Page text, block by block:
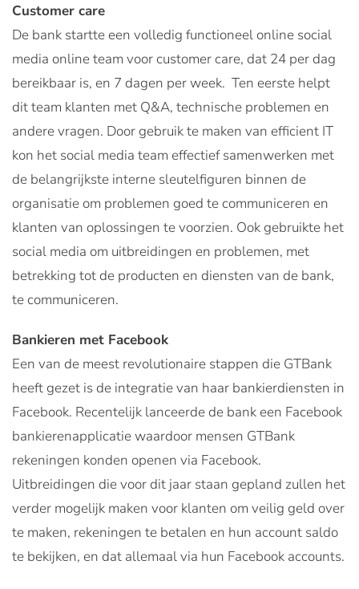
Customer care
De bank startte een volledig functioneel online social
media online team voor customer care, dat 24 per dag
bereikbaar is, en 7 dagen per week. Ten eerste helpt
dit team klanten met Q&A, technische problemen en
andere vragen. Door gebruik te maken van efficient IT
kon het social media team effectief samenwerken met
de belangrijkste interne sleutelfiguren binnen de
organisatie om problemen goed te communiceren en
klanten van oplossingen te voorzien. Ook gebruikte het
social media om uitbreidingen en problemen, met
betrekking tot de producten en diensten van de bank,
te communiceren.
Bankieren met Facebook
Een van de meest revolutionaire stappen die GTBank
heeft gezet is de integratie van haar bankierdiensten in
Facebook. Recentelijk lanceerde de bank een Facebook
bankierenapplicatie waardoor mensen GTBank
rekeningen konden openen via Facebook.
Uitbreidingen die voor dit jaar staan gepland zullen het
verder mogelijk maken voor klanten om veilig geld over
te maken, rekeningen te betalen en hun account saldo
te bekijken, en dat allemaal via hun Facebook accounts.